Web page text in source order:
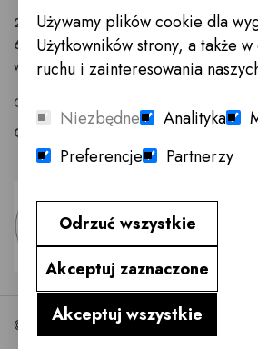
22 855 40 97
601 777 299
warszawa@innemeble.pl
GODZINY OTWARCIA : Poniedziałek -
Odwiedź salon meblowy Warszawa →
©2026 InneMeble.pl
Używamy plików cookie dla
Użytkowników strony, a także
ruchu i zainteresowania
Niezbędne Analityka
Preferencje
Partnerzy
Odrzuć wszystkie
Akceptuj zaznaczone
Akceptuj wszystkie